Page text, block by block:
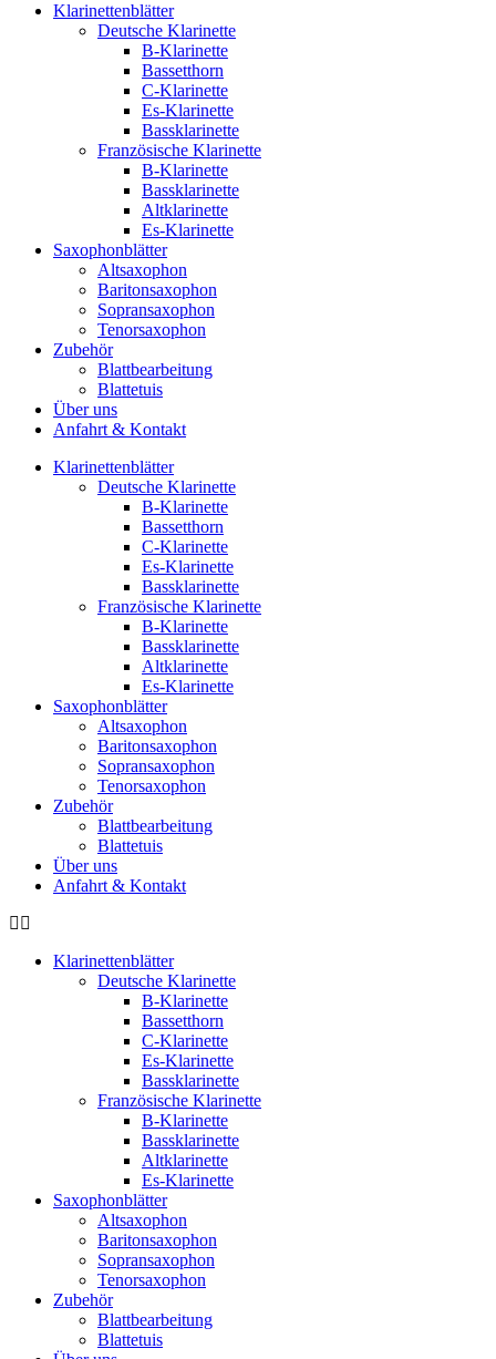
Klarinettenblätter
Deutsche Klarinette
B-Klarinette
Bassetthorn
C-Klarinette
Es-Klarinette
Bassklarinette
Französische Klarinette
B-Klarinette
Bassklarinette
Altklarinette
Es-Klarinette
Saxophonblätter
Altsaxophon
Baritonsaxophon
Sopransaxophon
Tenorsaxophon
Zubehör
Blattbearbeitung
Blattetuis
Über uns
Anfahrt & Kontakt
Klarinettenblätter
Deutsche Klarinette
B-Klarinette
Bassetthorn
C-Klarinette
Es-Klarinette
Bassklarinette
Französische Klarinette
B-Klarinette
Bassklarinette
Altklarinette
Es-Klarinette
Saxophonblätter
Altsaxophon
Baritonsaxophon
Sopransaxophon
Tenorsaxophon
Zubehör
Blattbearbeitung
Blattetuis
Über uns
Anfahrt & Kontakt
Klarinettenblätter
Deutsche Klarinette
B-Klarinette
Bassetthorn
C-Klarinette
Es-Klarinette
Bassklarinette
Französische Klarinette
B-Klarinette
Bassklarinette
Altklarinette
Es-Klarinette
Saxophonblätter
Altsaxophon
Baritonsaxophon
Sopransaxophon
Tenorsaxophon
Zubehör
Blattbearbeitung
Blattetuis